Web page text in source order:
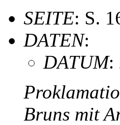
SEITE: S.
DATEN:
DATUM:
Bruns mit